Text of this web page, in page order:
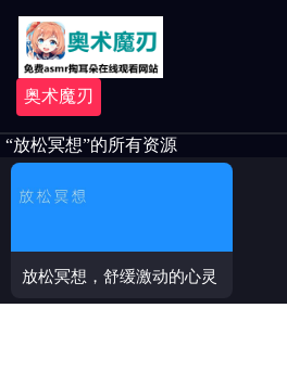
奥术魔刃
“放松冥想”的所有资源
放松冥想，舒缓激动的心灵